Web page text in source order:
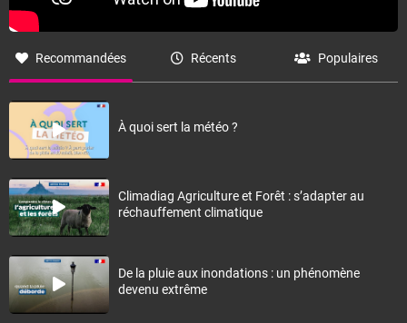
Recommandées Récents Populaires
À quoi sert la météo ?
Climadiag Agriculture et Forêt : s’adapter au
réchauffement climatique
De la pluie aux inondations : un phénomène
devenu extrême